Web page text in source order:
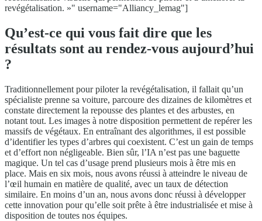
revégétalisation. »" username="Alliancy_lemag"]
Qu’est-ce qui vous fait dire que les
résultats sont au rendez-vous aujourd’hui
?
Traditionnellement pour piloter la revégétalisation, il fallait qu’un
spécialiste prenne sa voiture, parcoure des dizaines de kilomètres et
constate directement la repousse des plantes et des arbustes, en
notant tout. Les images à notre disposition permettent de repérer les
massifs de végétaux. En entraînant des algorithmes, il est possible
d’identifier les types d’arbres qui coexistent. C’est un gain de temps
et d’effort non négligeable. Bien sûr, l’IA n’est pas une baguette
magique. Un tel cas d’usage prend plusieurs mois à être mis en
place. Mais en six mois, nous avons réussi à atteindre le niveau de
l’œil humain en matière de qualité, avec un taux de détection
similaire. En moins d’un an, nous avons donc réussi à développer
cette innovation pour qu’elle soit prête à être industrialisée et mise à
disposition de toutes nos équipes.